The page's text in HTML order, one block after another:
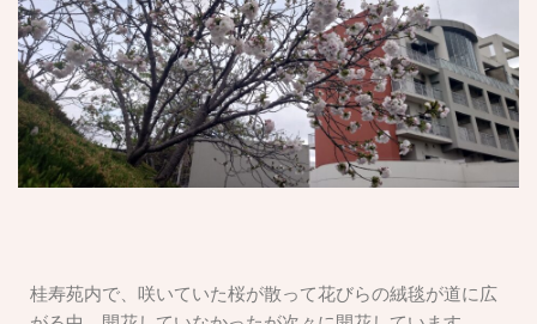
桂寿苑内で、咲いていた桜が散って花びらの絨毯が道に広